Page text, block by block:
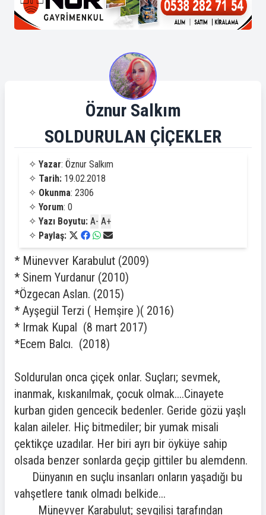
Öznur Salkım
SOLDURULAN ÇİÇEKLER
✧ Yazar: Öznur Salkım
✧ Tarih: 19.02.2018
✧ Okunma: 2306
✧ Yorum: 0
✧ Yazı Boyutu: A- A+
✧ Paylaş:
* Münevver Karabulut (2009)
* Sinem Yurdanur (2010)
*Özgecan Aslan. (2015)
* Ayşegül Terzi ( Hemşire )( 2016)
* Irmak Kupal (8 mart 2017)
*Ecem Balcı. (2018)
Soldurulan onca çiçek onlar. Suçları; sevmek,
inanmak, kıskanılmak, çocuk olmak....Cinayete
kurban giden gencecik bedenler. Geride gözü yaşlı
kalan aileler. Hiç bitmediler; bir yumak misali
çektikçe uzadılar. Her biri ayrı bir öyküye sahip
olsada benzer sonlarda geçip gittiler bu alemdenn.
Dünyanın en suçlu insanları onların yaşadığı bu
vahşetlere tanık olmadı belkide...
Münevver Karabulut; sevgilisi tarafından